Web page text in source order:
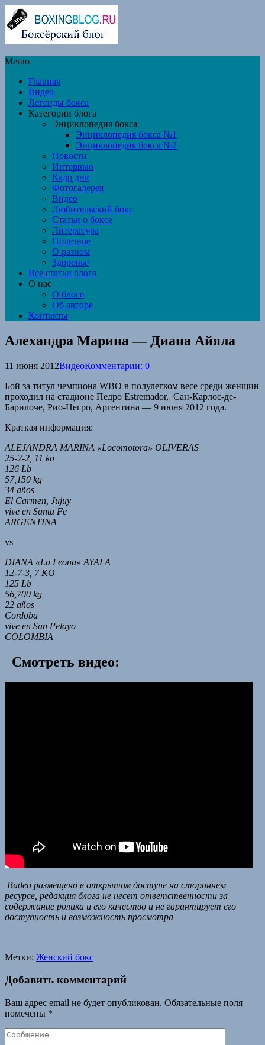
Меню
Главная
Видео
Легенды бокса
Категории блога
Энциклопедия бокса
Энциклопедия бокса №1
Энциклопедия бокса №2
Новости
Интервью
Кадр дня
Фотогалерея
Видео
Любительский бокс
Статьи о боксе
Литература
Полезное
О разном
Здоровье
Все статьи блога
О нас
О блоге
Об авторе
Контакты
Алехандра Марина — Диана Айяла
11 июня 2012ВидеоКомментарии: 0
Бой за титул чемпиона WBO в полулегком весе среди женщин
проходил на стадионе Педро Estremador, Сан-Карлос-де-
Барилоче, Рио-Негро, Аргентина — 9 июня 2012 года.
Краткая информация:
ALEJANDRA MARINA «Locomotora» OLIVERAS
25-2-2, 11 ko
126 Lb
57,150 kg
34 años
El Carmen, Jujuy
vive en Santa Fe
ARGENTINA
vs
DIANA «La Leona» AYALA
12-7-3, 7 KO
125 Lb
56,700 kg
22 años
Cordoba
vive en San Pelayo
COLOMBIA
Смотреть видео:
Видео размещено в открытом доступе на стороннем
ресурсе, редакция блога не несет ответственности за
содержание ролика и его качество и не гарантирует его
доступность и возможность просмотра
Метки: Женский бокс
Добавить комментарий
Ваш адрес email не будет опубликован. Обязательные поля
помечены *